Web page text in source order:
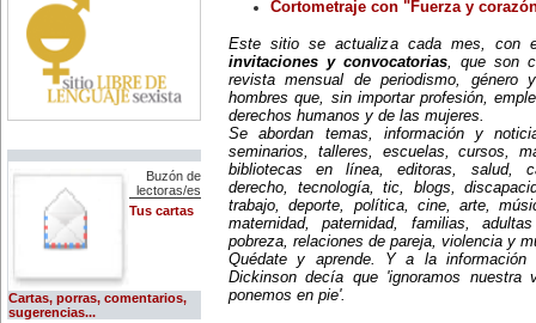
-Día Internacional del Enfermo y la
Enferma.
12 de febrero:
Nace Lou Andreas-Salomé (1861-
1937), filósofa alemana, discípula
de Freud y amiga de Nietzsche.
Interesada por la historia de las
religiones y del arte, la filosofía y
Psicoanalítica de Viena. Su
relación con Nietzsche duró cerca
de 43 años y fue básicamente
platónica. Tuvo una relación
pasional con el poeta Rainer
María Rilke.
Nace, en Nueva York, Susan
Sontag (1933), una de las figuras
intelectuales de mayor peso de
Periodismo.com (España)
The Guardian (Gran Bretaña)
The New York Times
Revistas de comunicación y
periodismo:
Proceso (México)
México)
Revista Mexicana de
Buzón de
lectoras/es
Tus cartas
Cartas, porras, comentarios,
sugerencias...
Cortometraje con "Fuerza y
Este sitio se actualiza cada mes, con
invitaciones y convocatorias, que son
revista mensual de periodismo, género
hombres que, sin importar profesión,
derechos humanos y de las mujeres.
Se abordan temas, información y
seminarios, talleres, escuelas, cursos,
bibliotecas en línea, editoras, salud,
derecho, tecnología, tic, blogs,
trabajo, deporte, política, cine, arte,
maternidad, paternidad, familias,
pobreza, relaciones de pareja, violencia y
Quédate y aprende. Y a la
Dickinson decía que 'ignoramos nuestra
ponemos en pie'.